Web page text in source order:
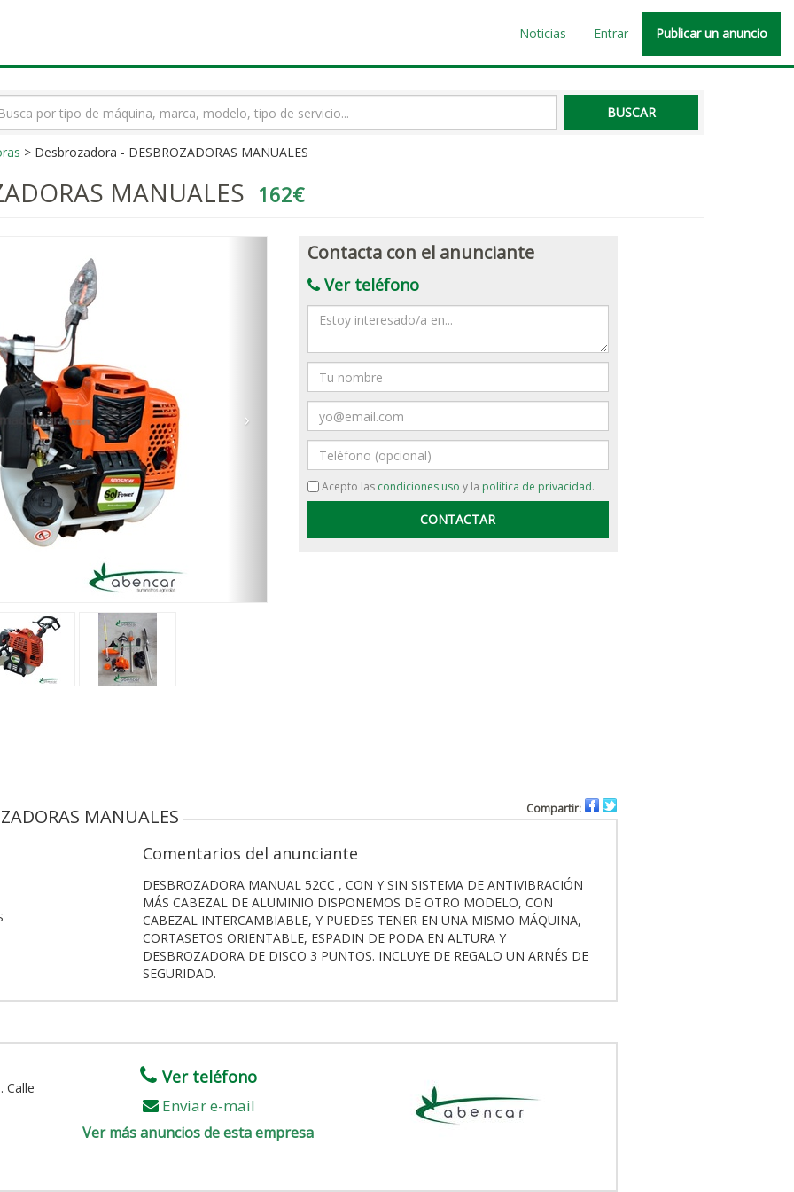
Noticias Entrar Publicar un anuncio
> Desbrozadora - DESBROZADORAS MANUALES
MANUALES 162€
›
Contacta con el anunciante
Ver teléfono
Mensaje
Nombre
Email
Teléfono
Acepto las condiciones uso y la política de privacidad.
MANUALES Compartir:
Comentarios del anunciante
DESBROZADORA MANUAL 52CC , CON Y SIN SISTEMA DE ANTIVIBRACIÓN
MÁS CABEZAL DE ALUMINIO DISPONEMOS DE OTRO MODELO, CON
CABEZAL INTERCAMBIABLE, Y PUEDES TENER EN UNA MISMO MÁQUINA,
CORTASETOS ORIENTABLE, ESPADIN DE PODA EN ALTURA Y
DESBROZADORA DE DISCO 3 PUNTOS. INCLUYE DE REGALO UN ARNÉS DE
SEGURIDAD.
Calle
Ver teléfono
Enviar e-mail
Ver más anuncios de esta empresa